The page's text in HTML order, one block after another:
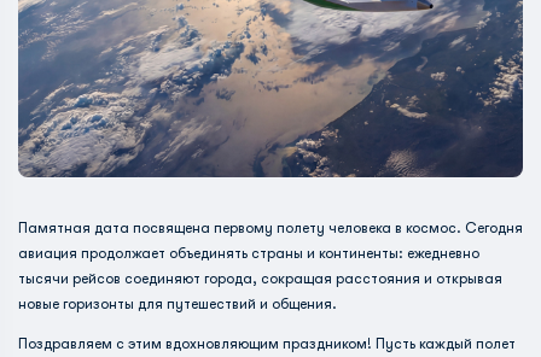
Памятная дата посвящена первому полету человека в космос. Сегодня
авиация продолжает объединять страны и континенты: ежедневно
тысячи рейсов соединяют города, сокращая расстояния и открывая
новые горизонты для путешествий и общения.
Поздравляем с этим вдохновляющим праздником! Пусть каждый полет